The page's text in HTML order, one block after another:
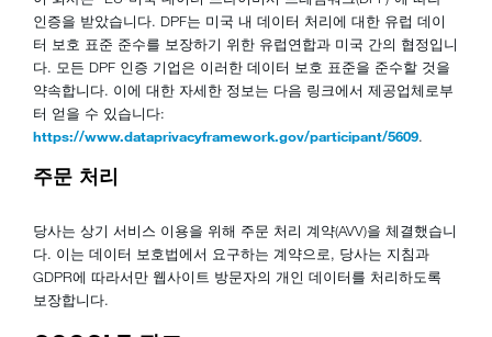
인증을 받았습니다. DPF는 미국 내 데이터 처리에 대한 유럽 데이
터 보호 표준 준수를 보장하기 위한 유럽연합과 미국 간의 협정입니
다. 모든 DPF 인증 기업은 이러한 데이터 보호 표준을 준수할 것을
약속합니다. 이에 대한 자세한 정보는 다음 링크에서 제공업체로부
터 얻을 수 있습니다:
https://www.dataprivacyframework.gov/participant/5609.
주문 처리
당사는 상기 서비스 이용을 위해 주문 처리 계약(AVV)을 체결했습니
다. 이는 데이터 보호법에서 요구하는 계약으로, 당사는 지침과
GDPR에 따라서만 웹사이트 방문자의 개인 데이터를 처리하도록
보장합니다.